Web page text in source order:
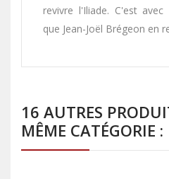
revivre l'Iliade. C'est
que Jean-Joël Brégeon en
16 AUTRES
MÊME CATÉGORIE :